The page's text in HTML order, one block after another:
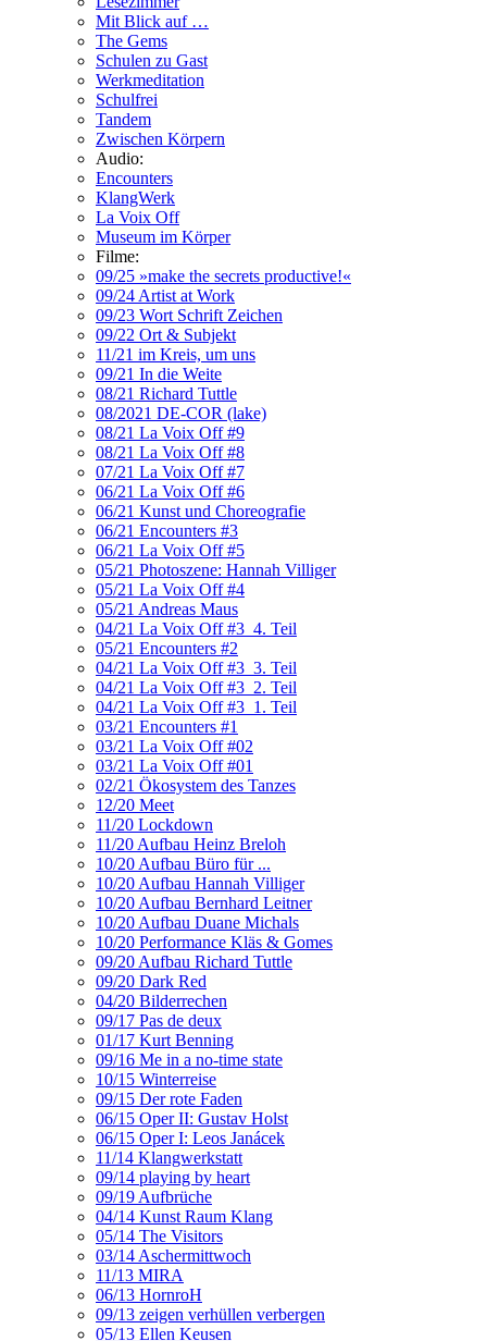
Mit Blick auf …
The Gems
Schulen zu Gast
Werkmeditation
Schulfrei
Tandem
Zwischen Körpern
Audio:
Encounters
KlangWerk
La Voix Off
Museum im Körper
Filme:
09/25 »make the secrets productive!«
09/24 Artist at Work
09/23 Wort Schrift Zeichen
09/22 Ort & Subjekt
11/21 im Kreis, um uns
09/21 In die Weite
08/21 Richard Tuttle
08/2021 DE-COR (lake)
08/21 La Voix Off #9
08/21 La Voix Off #8
07/21 La Voix Off #7
06/21 La Voix Off #6
06/21 Kunst und Choreografie
06/21 Encounters #3
06/21 La Voix Off #5
05/21 Photoszene: Hannah Villiger
05/21 La Voix Off #4
05/21 Andreas Maus
04/21 La Voix Off #3_4. Teil
05/21 Encounters #2
04/21 La Voix Off #3_3. Teil
04/21 La Voix Off #3_2. Teil
04/21 La Voix Off #3_1. Teil
03/21 Encounters #1
03/21 La Voix Off #02
03/21 La Voix Off #01
02/21 Ökosystem des Tanzes
12/20 Meet
11/20 Lockdown
11/20 Aufbau Heinz Breloh
10/20 Aufbau Büro für ...
10/20 Aufbau Hannah Villiger
10/20 Aufbau Bernhard Leitner
10/20 Aufbau Duane Michals
10/20 Performance Kläs & Gomes
09/20 Aufbau Richard Tuttle
09/20 Dark Red
04/20 Bilderrechen
09/17 Pas de deux
01/17 Kurt Benning
09/16 Me in a no-time state
10/15 Winterreise
09/15 Der rote Faden
06/15 Oper II: Gustav Holst
06/15 Oper I: Leos Janácek
11/14 Klangwerkstatt
09/14 playing by heart
09/19 Aufbrüche
04/14 Kunst Raum Klang
05/14 The Visitors
03/14 Aschermittwoch
11/13 MIRA
06/13 HornroH
09/13 zeigen verhüllen verbergen
05/13 Ellen Keusen